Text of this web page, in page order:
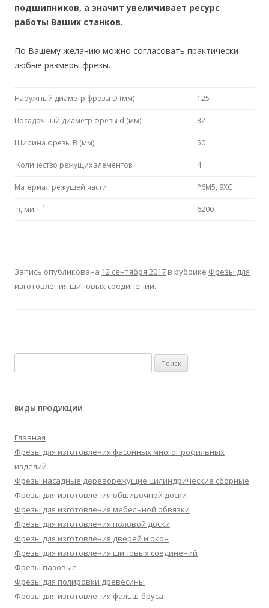
подшипников, а значит увеличивает ресурс
работы Ваших станков.
По Вашему желанию можно согласовать практически
любые размеры фрезы.
Наружный диаметр фрезы D (мм) 125
Посадочный диаметр фрезы d (мм) 32
Ширина фрезы B (мм) 50
Количество режущих элементов 4
Материал режущей части P6M5, 9ХС
n, мин -1 6200
Запись опубликована 12 сентября 2017 в рубрике Фрезы для
изготовления шиповых соединений.
ВИДЫ ПРОДУКЦИИ
Главная
Фрезы для изготовления фасонных многопрофильных
изделий
Фрезы насадные дереворежущие цилиндрические сборные
Фрезы для изготовления обшивочной доски
Фрезы для изготовления мебельной обвязки
Фрезы для изготовления половой доски
Фрезы для изготовления дверей и окон
Фрезы для изготовления шиповых соединений
Фрезы пазовые
Фрезы для полировки древесины
Фрезы для изготовления фальш-бруса